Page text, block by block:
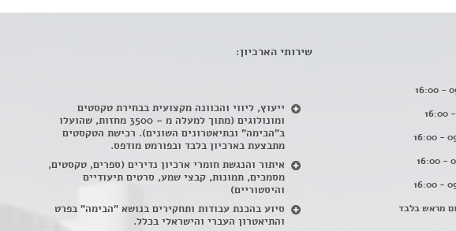
מראש בלבד
שירותי הארכיון:
ייעוץ, ליווי והכוונה מקצועית בבחירת טקסטים
ומונולוגים (מתוך למעלה מ – 3500 מחזות, שהועלו
ב"הבימה" ובתיאטרונים השונים). רכישת הטקסטים
מתבצעת בארכיון בלבד ובפורמט מודפס.
איתור והנגשת חומרי ארכיון נדירים (ספרים, טקסטים,
מסמכים, תמונות, קבצי שמע, סרטים תיעודיים
והיסטוריים)
סיוע בהכנת עבודות ותחקירים בנושא "הבימה" בפרט
והתיאטרון העברי והישראלי בכלל.